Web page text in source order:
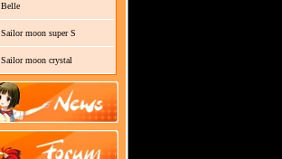
Belle
Sailor moon super S
Sailor moon crystal